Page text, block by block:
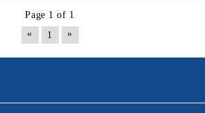
Page 1 of 1
«
1 »